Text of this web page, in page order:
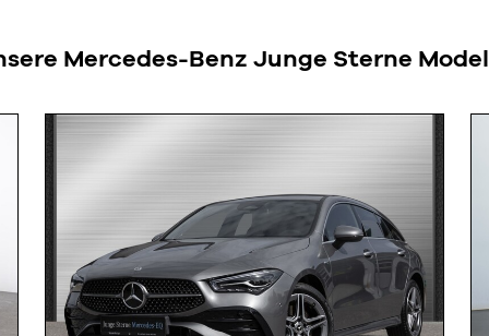
Mercedes-Benz Junge Sterne